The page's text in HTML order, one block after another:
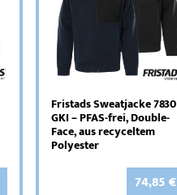
Fristads Sweatjacke 7830
GKI – PFAS-frei, Double-
Face, aus recyceltem
Polyester
74,85€